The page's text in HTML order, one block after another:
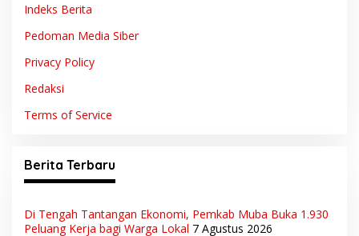
Indeks Berita
Pedoman Media Siber
Privacy Policy
Redaksi
Terms of Service
Berita Terbaru
Di Tengah Tantangan Ekonomi, Pemkab Muba Buka 1.930
Peluang Kerja bagi Warga Lokal 7 Agustus 2026